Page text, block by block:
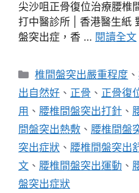
尖沙咀正骨復位治療腰椎
打中醫診所 | 香港醫生紙
盤突出症，香 … 閱讀全文
分
類
椎間盤突出嚴重程度 、
出自然好 、 正骨 、 正骨復
用 、 腰椎間盤突出打針 、
間盤突出熱敷 、 腰椎間盤
突出症狀 、 腰椎間盤突出
文 、 腰椎間盤突出運動 、
盤突出症狀